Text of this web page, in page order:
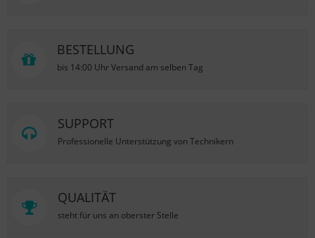
BESTELLUNG
bis 14:00 Uhr Versand am selben Tag
SUPPORT
Professionelle Unterstützung von Technikern
QUALITÄT
steht für uns an oberster Stelle